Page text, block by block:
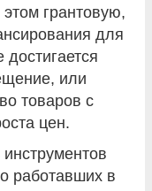
грантовую,
для
достигается
или
товаров с
цен.
работавших в